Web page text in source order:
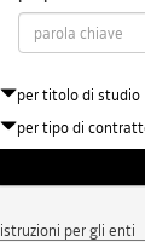
per titolo di studio
per tipo di
istruzioni per gli enti